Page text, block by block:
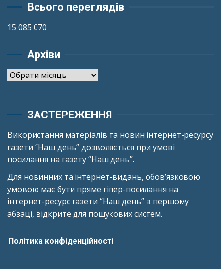
Всього переглядів
15 085 070
Архіви
Архіви
ЗАСТЕРЕЖЕННЯ
Використання матеріалів та новин інтернет-ресурсу
газети “Наш день” дозволяється при умові
посилання на газету “Наш день”.
Для новинних та інтернет-видань, обов’язковою
умовою має бути пряме гіпер-посилання на
інтернет-ресурс газети “Наш день” в першому
абзаці, відкрите для пошукових систем.
Політика конфіденційності